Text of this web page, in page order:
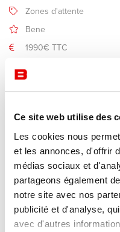
Ce site web utilise des
Les cookies nous
et les annonces, d'offrir
médias sociaux et
partageons également
notre site avec nos
publicité et d'analyse,
avec d'autres
Zones d'attente
Bene
1990€ TTC
Description
Fabricant Bene
Dimensions : 180 x 200 cm